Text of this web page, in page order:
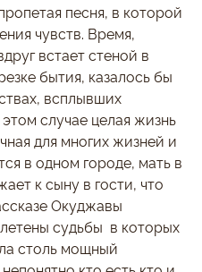
песня, в которой
чувств. Время,
встает стеной в
бытия, казалось бы
всплывших
случае целая жизнь
для многих жизней и
в одном городе, мать в
к сыну в гости, что
Окуджавы
судьбы в которых
столь мощный